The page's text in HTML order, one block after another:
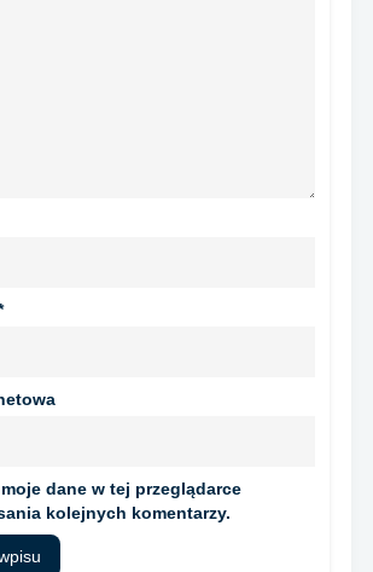
dane w tej przeglądarce
kolejnych komentarzy.